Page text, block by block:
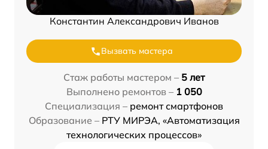
Константин Александрович Иванов
Вызвать мастера
Стаж работы мастером – 5 лет
Выполнено ремонтов – 1 050
Специализация – ремонт смартфонов
Образование – РТУ МИРЭА, «Автоматизация
технологических процессов»